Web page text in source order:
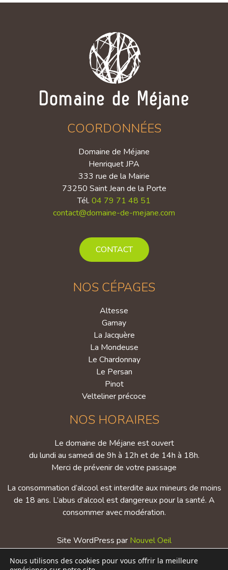
Nous utilisons des cookies pour vous offrir la meilleure
COORDONNÉES
Domaine de Méjane
Henriquet JPA
333 rue de la Mairie
73250 Saint Jean de la Porte
Tél. 04 79 71 48 51
contact@domaine-de-mejane.com
CONTACT
NOS CÉPAGES
Altesse
Gamay
La Jacquère
La Mondeuse
Le Chardonnay
Le Persan
Pinot
Velteliner précoce
NOS HORAIRES
Le domaine de Méjane est ouvert
du lundi au samedi de 9h à 12h et de 14h à 18h.
Merci de prévenir de votre passage
La consommation d’alcool est interdite aux mineurs de moins
de 18 ans. L’abus d’alcool est dangereux pour la santé. A
consommer avec modération.
Site WordPress par Nouvel Oeil
Mentions légales